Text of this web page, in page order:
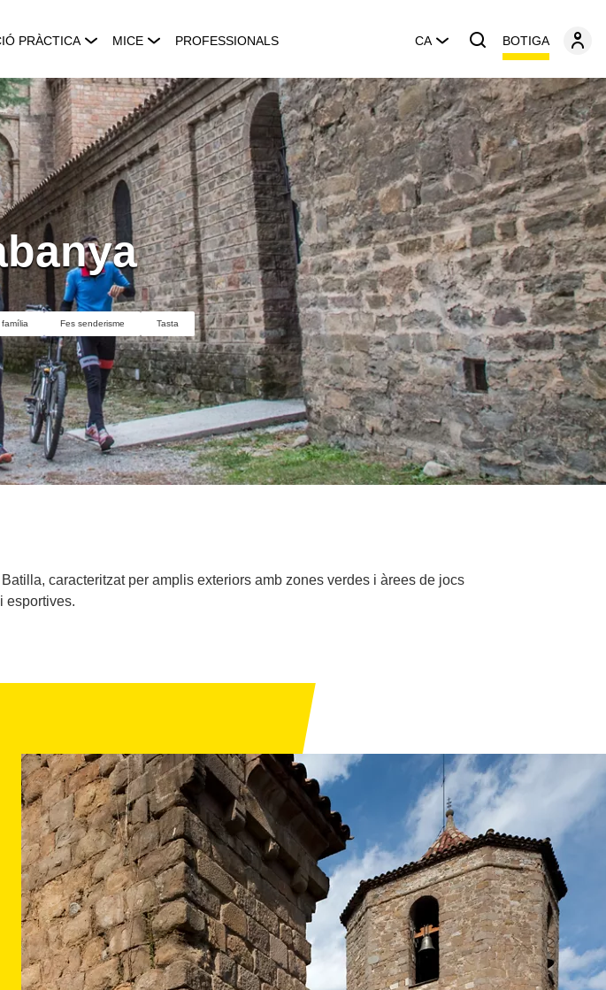
PRÀCTICA MICE PROFESSIONALS CA BOTIGA
Fes senderisme Tasta
caracteritzat per amplis exteriors amb zones verdes i àrees de jocs
esportives.